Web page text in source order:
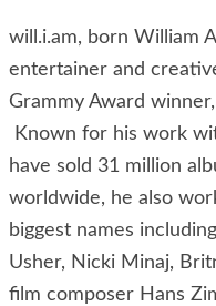
will.i.am, born William
entertainer and
Grammy Award
Known for his work
have sold 31 million
worldwide, he also
biggest names
Usher, Nicki Minaj,
film composer Hans